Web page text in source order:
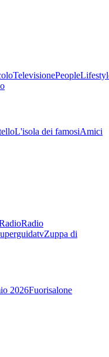
TelevisionePeople
L'isola dei famosiAmici
Radio
Zuppa di
2026Fuorisalone